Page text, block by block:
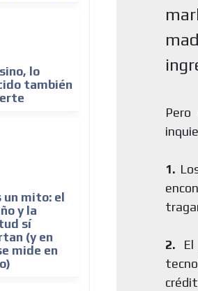
lo
también
un mito: el
y la
sí
(y en
mide en
1.
2.